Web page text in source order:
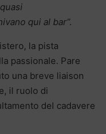
qui al bar”.
la pista
passionale. Pare
una breve liaison
il ruolo di
del cadavere